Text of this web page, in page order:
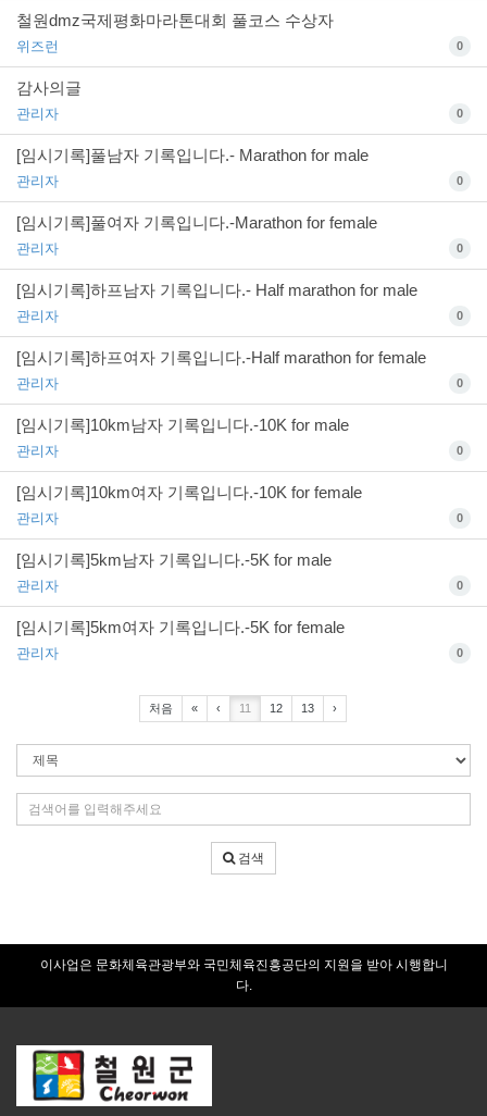
철원dmz국제평화마라톤대회 풀코스 수상자
위즈런 0
감사의글
관리자 0
[임시기록]풀남자 기록입니다.- Marathon for male
관리자 0
[임시기록]풀여자 기록입니다.-Marathon for female
관리자 0
[임시기록]하프남자 기록입니다.- Half marathon for male
관리자 0
[임시기록]하프여자 기록입니다.-Half marathon for female
관리자 0
[임시기록]10km남자 기록입니다.-10K for male
관리자 0
[임시기록]10km여자 기록입니다.-10K for female
관리자 0
[임시기록]5km남자 기록입니다.-5K for male
관리자 0
[임시기록]5km여자 기록입니다.-5K for female
관리자 0
처음 « ‹ 11 12 13 ›
색
조
색
어
입
검색
이사업은 문화체육관광부와 국민체육진흥공단의 지원을 받아 시행합니
다.